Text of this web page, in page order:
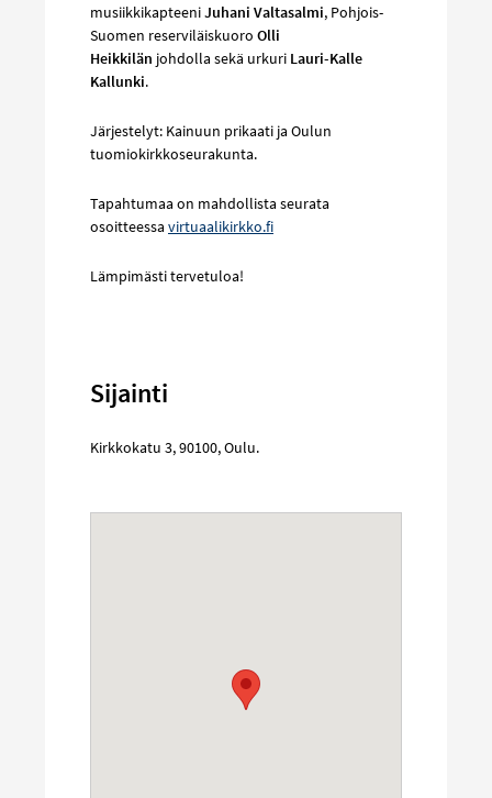
musiikkikapteeniJuhani Valtasalmi, Pohjois-
Suomen reserviläiskuoro Olli
Heikkilän johdolla sekä urkuri Lauri-Kalle
Kallunki.
Järjestelyt: Kainuun prikaati ja Oulun
tuomiokirkkoseurakunta.
Tapahtumaa on mahdollista seurata
osoitteessa virtuaalikirkko.fi
Lämpimästi tervetuloa!
Sijainti
Kirkkokatu 3,90100,Oulu.